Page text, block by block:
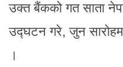
उक्त बैंकको गत साता
उद्घटन गरे, जुन
।